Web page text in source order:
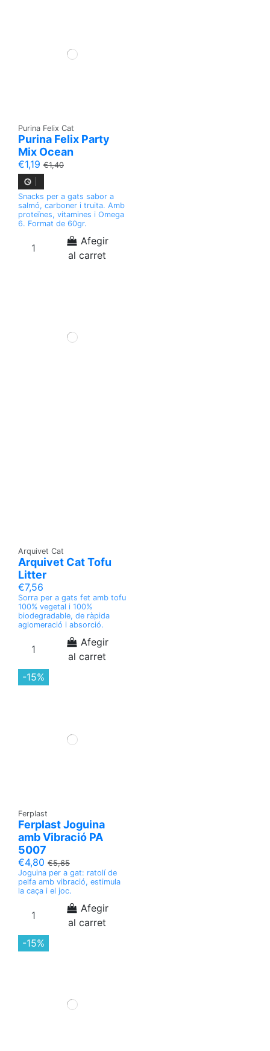
Purina Felix Cat
Purina Felix Party
Mix Ocean
€1,19 €1,40
Snacks per a gats sabor a
salmó, carboner i truita. Amb
proteïnes, vitamines i Omega
6. Format de 60gr.
Afegir
al carret
Arquivet Cat
Arquivet Cat Tofu
Litter
€7,56
Sorra per a gats fet amb tofu
100% vegetal i 100%
biodegradable, de ràpida
aglomeració i absorció.
Afegir
al carret
-15%
Ferplast
Ferplast Joguina
amb Vibració PA
5007
€4,80 €5,65
Joguina per a gat: ratolí de
pelfa amb vibració, estimula
la caça i el joc.
Afegir
al carret
-15%